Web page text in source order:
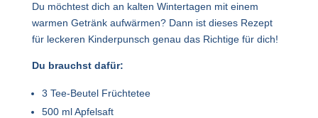
Du möchtest dich an kalten Wintertagen mit einem
warmen Getränk aufwärmen? Dann ist dieses Rezept
für leckeren Kinderpunsch genau das Richtige für dich!
Du brauchst dafür:
3 Tee-Beutel Früchtetee
500 ml Apfelsaft